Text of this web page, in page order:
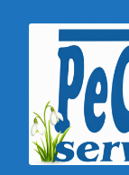
Przejdź
nawigacji
Przejdź
treści